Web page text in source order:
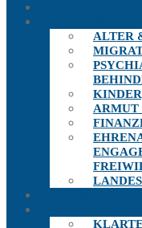
ALTER
ARMUT